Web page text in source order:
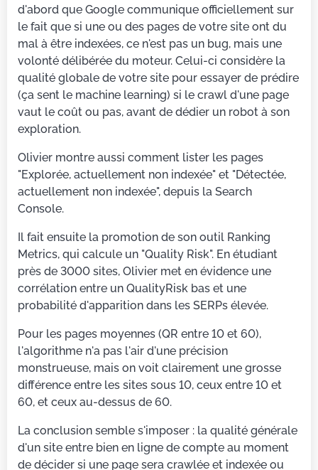
d'abord que Google communique officiellement sur
le fait que si une ou des pages de votre site ont du
mal à être indexées, ce n'est pas un bug, mais une
volonté délibérée du moteur. Celui-ci considère la
qualité globale de votre site pour essayer de prédire
(ça sent le machine learning) si le crawl d'une page
vaut le coût ou pas, avant de dédier un robot à son
exploration.
Olivier montre aussi comment lister les pages
"Explorée, actuellement non indexée" et "Détectée,
actuellement non indexée", depuis la Search
Console.
Il fait ensuite la promotion de son outil Ranking
Metrics, qui calcule un "Quality Risk". En étudiant
près de 3000 sites, Olivier met en évidence une
corrélation entre un QualityRisk bas et une
probabilité d'apparition dans les SERPs élevée.
Pour les pages moyennes (QR entre 10 et 60),
l'algorithme n'a pas l'air d'une précision
monstrueuse, mais on voit clairement une grosse
différence entre les sites sous 10, ceux entre 10 et
60, et ceux au-dessus de 60.
La conclusion semble s'imposer : la qualité générale
d'un site entre bien en ligne de compte au moment
de décider si une page sera crawlée et indexée ou